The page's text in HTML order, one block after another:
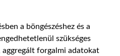
a böngészéshez és a
szükséges
forgalmi adatokat